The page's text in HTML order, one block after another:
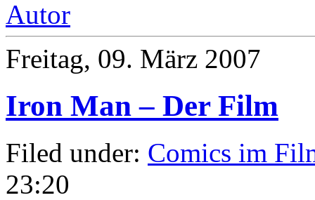
Freitag, 09. März 2007
Iron Man – Der Film
Filed under: Comics im
23:20